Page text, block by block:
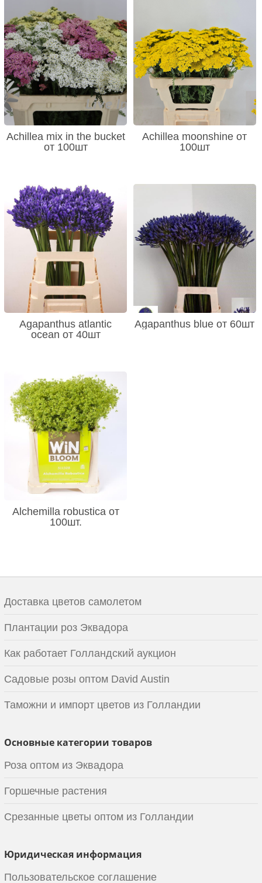
Achillea mix in the bucket
от 100шт
Achillea moonshine от
100шт
Agapanthus atlantic
ocean от 40шт
Agapanthus blue от 60шт
Alchemilla robustica от
100шт.
Доставка цветов самолетом
Плантации роз Эквадора
Как работает Голландский аукцион
Садовые розы оптом David Austin
Таможни и импорт цветов из Голландии
Основные категории товаров
Роза оптом из Эквадора
Горшечные растения
Срезанные цветы оптом из Голландии
Юридическая информация
Пользовательское соглашение